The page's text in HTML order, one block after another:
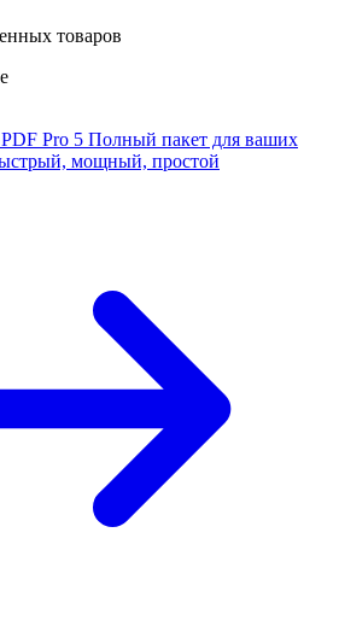
товаров
PDF Pro 5 Полный пакет для ваших
мощный, простой